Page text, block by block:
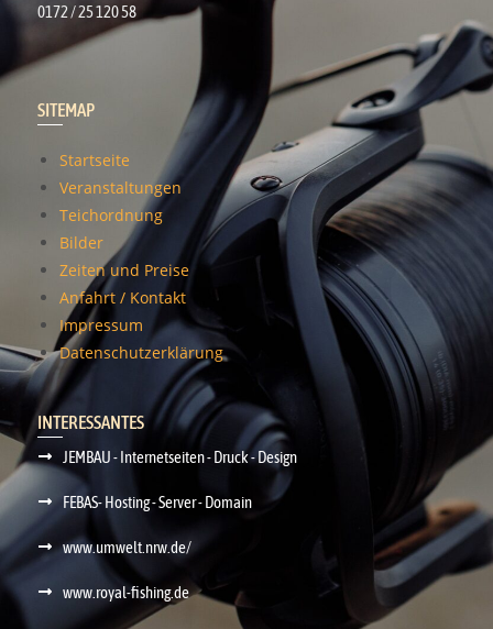
0172 / 25 120 58
SITEMAP
Startseite
Veranstaltungen
Teichordnung
Bilder
Zeiten und Preise
Anfahrt / Kontakt
Impressum
Datenschutzerklärung
INTERESSANTES
JEMBAU - Internetseiten - Druck - Design
FEBAS- Hosting - Server - Domain
www.umwelt.nrw.de/
www.royal-fishing.de